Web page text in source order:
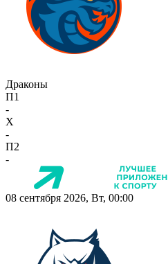
Драконы
П1
-
X
-
П2
-
08 сентября 2026, Вт, 00:00